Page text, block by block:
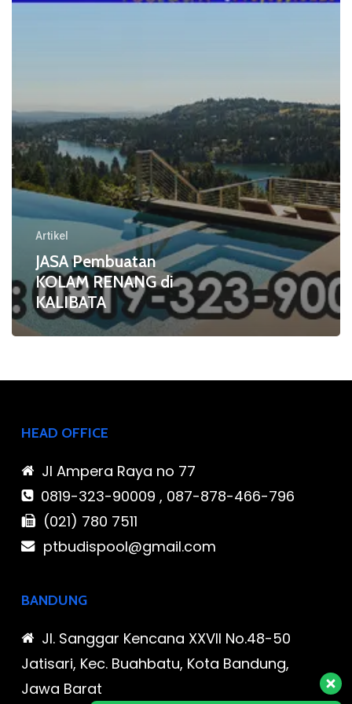
di
Artikel
JASA Pembuatan
KOLAM RENANG di
KALIBATA
HEAD OFFICE
Jl Ampera Raya no 77
0819-323-90009 , 087-878-466-796
(021) 780 7511
ptbudispool@gmail.com
BANDUNG
Jl. Sanggar Kencana XXVII No.48-50
Jatisari, Kec. Buahbatu, Kota Bandung,
Jawa Barat